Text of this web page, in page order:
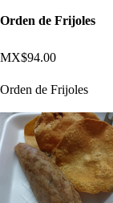
Orden de Frijoles
MX$94.00
Orden de Frijoles